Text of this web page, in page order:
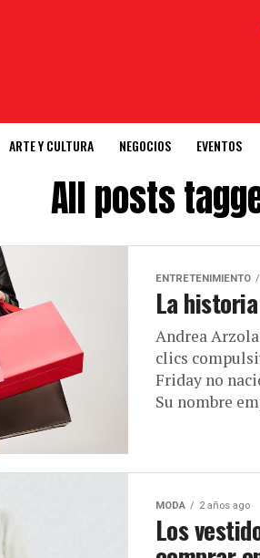
ARTE Y CULTURA NEGOCIOS EVENTOS
All posts
ENTRETENIMIENTO
La
Andrea
clics
Friday no
Su nombre
MODA 2 años ago
Los